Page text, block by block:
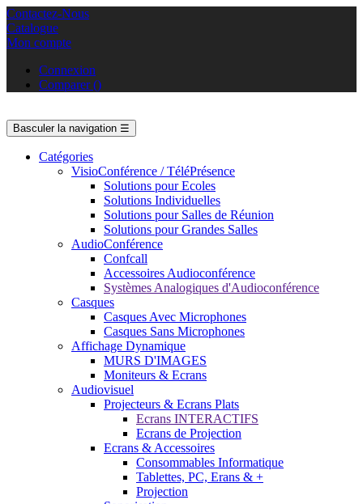
Contactez-Nous
Catalogue
Mon compte
Connexion
Comparer()
Basculer la navigation ☰
Catégories
VisioConférence / TéléPrésence
Solutions pour Ecoles
Solutions Individuelles
Solutions pour Salles de Réunion
Solutions pour Grandes Salles
AudioConférence
Confcall
Accessoires Audioconférence
Systèmes Analogiques d'Audioconférence
Casques
Casques Avec Microphones
Casques Sans Microphones
Affichage Dynamique
MURS D'IMAGES
Moniteurs & Ecrans
Audiovisuel
Projecteurs & Ecrans Plats
Ecrans INTERACTIFS
Ecrans de Projection
Ecrans & Accessoires
Consommables Informatique
Tablettes, PC, Erans & +
Projection